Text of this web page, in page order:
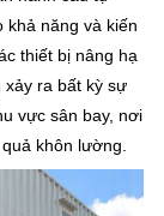
khả năng và kiến
thiết bị nâng hạ
xảy ra bất kỳ sự
vực sân bay, nơi
khôn lường.